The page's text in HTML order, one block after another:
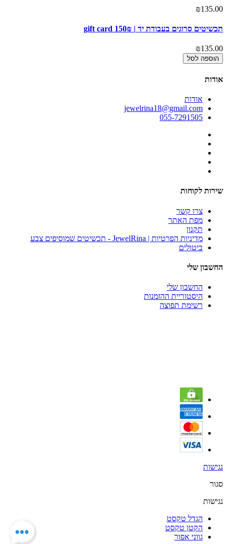
₪135.00
תכשיטים סרוגים בעבודת יד | gift card 150₪
₪135.00
הוספה לסל
אודות
אודות
jewelrina18@gmail.com
055-7291505
שירות לקוחות
צרו קשר
מפת האתר
תקנון
מדיניות הפרטיות | JewelRina - תכשיטים שמוסיפים צבע
ביטולים
החשבון שלי
החשבון שלי
היסטוריית ההזמנות
רשימת תפוצה
נגישות
סגור
נגישות
הגדל טקסט
הקטן טקסט
גווני אפור